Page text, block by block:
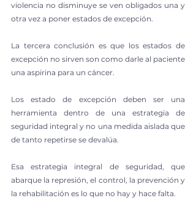
violencia no disminuye se ven obligados una y
otra vez a poner estados de excepción.
La tercera conclusión es que los estados de
excepción no sirven son como darle al paciente
una aspirina para un cáncer.
Los estado de excepción deben ser una
herramienta dentro de una estrategia de
seguridad integral y no una medida aislada que
de tanto repetirse se devalúa.
Esa estrategia integral de seguridad, que
abarque la represión, el control, la prevención y
la rehabilitación es lo que no hay y hace falta.